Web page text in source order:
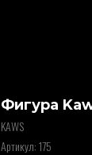
Фигура
KAWS
Артикул:175